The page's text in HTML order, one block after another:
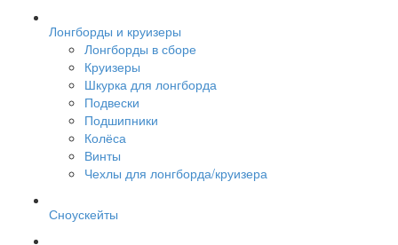
Лонгборды и круизеры
Лонгборды в сборе
Круизеры
Шкурка для лонгборда
Подвески
Подшипники
Колёса
Винты
Чехлы для лонгборда/круизера
Сноускейты